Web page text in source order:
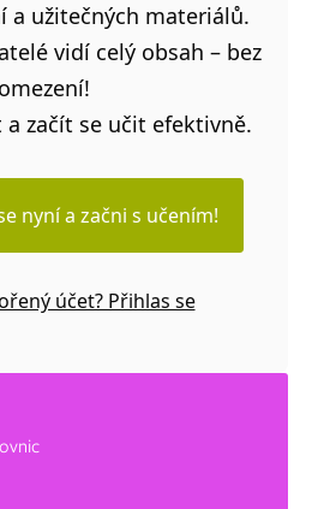
a užitečných materiálů.
vidí celý obsah – bez
omezení!
začít se učit efektivně.
nyní a začni s učením!
účet? Přihlas se